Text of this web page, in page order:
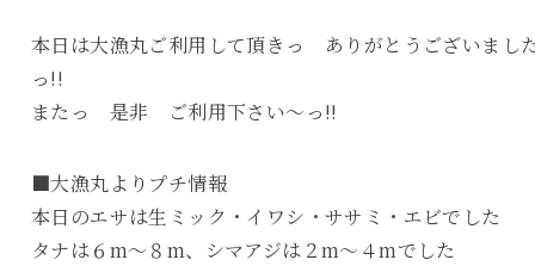
本日は大漁丸ご利用して頂きっ ありがとうございまし
っ!!
またっ 是非 ご利用下さい～っ!!
■大漁丸よりプチ情報
本日のエサは生ミック・イワシ・ササミ・エビでした
タナは６m～８m、シマアジは２m～４mでした